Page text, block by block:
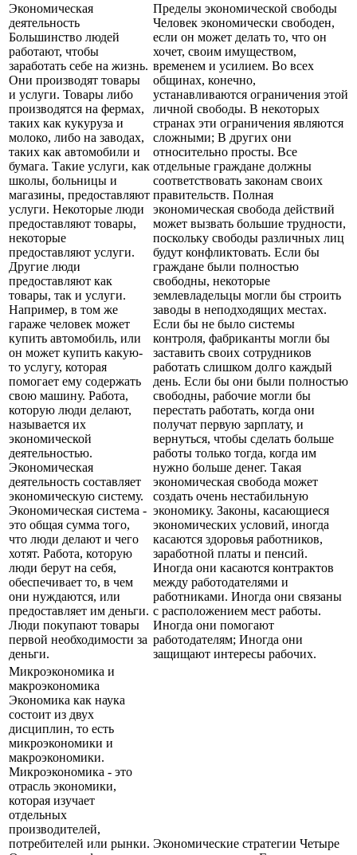
Экономическая
деятельность
Большинство людей
работают, чтобы
заработать себе на жизнь.
Они производят товары
и услуги. Товары либо
производятся на фермах,
таких как кукуруза и
молоко, либо на заводах,
таких как автомобили и
бумага. Такие услуги, как
школы, больницы и
магазины, предоставляют
услуги. Некоторые люди
предоставляют товары,
некоторые
предоставляют услуги.
Другие люди
предоставляют как
товары, так и услуги.
Например, в том же
гараже человек может
купить автомобиль, или
он может купить какую-
то услугу, которая
помогает ему содержать
свою машину. Работа,
которую люди делают,
называется их
экономической
деятельностью.
Экономическая
деятельность составляет
экономическую систему.
Экономическая система -
это общая сумма того,
что люди делают и чего
хотят. Работа, которую
люди берут на себя,
обеспечивает то, в чем
они нуждаются, или
предоставляет им деньги.
Люди покупают товары
первой необходимости за
деньги.
Пределы экономической свободы
Человек экономически свободен,
если он может делать то, что он
хочет, своим имуществом,
временем и усилием. Во всех
общинах, конечно,
устанавливаются ограничения этой
личной свободы. В некоторых
странах эти ограничения являются
сложными; В других они
относительно просты. Все
отдельные граждане должны
соответствовать законам своих
правительств. Полная
экономическая свобода действий
может вызвать большие трудности,
поскольку свободы различных лиц
будут конфликтовать. Если бы
граждане были полностью
свободны, некоторые
землевладельцы могли бы строить
заводы в неподходящих местах.
Если бы не было системы
контроля, фабриканты могли бы
заставить своих сотрудников
работать слишком долго каждый
день. Если бы они были полностью
свободны, рабочие могли бы
перестать работать, когда они
получат первую зарплату, и
вернуться, чтобы сделать больше
работы только тогда, когда им
нужно больше денег. Такая
экономическая свобода может
создать очень нестабильную
экономику. Законы, касающиеся
экономических условий, иногда
касаются здоровья работников,
заработной платы и пенсий.
Иногда они касаются контрактов
между работодателями и
работниками. Иногда они связаны
с расположением мест работы.
Иногда они помогают
работодателям; Иногда они
защищают интересы рабочих.
Микроэкономика и
макроэкономика
Экономика как наука
состоит из двух
дисциплин, то есть
микроэкономики и
макроэкономики.
Микроэкономика - это
отрасль экономики,
которая изучает
отдельных
производителей,
потребителей или рынки. Экономические стратегии Четыре